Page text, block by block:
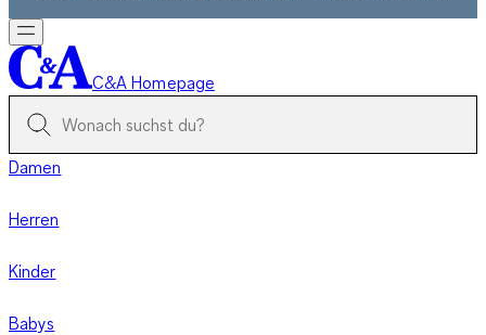
C&A Homepage
Damen
Herren
Kinder
Babys